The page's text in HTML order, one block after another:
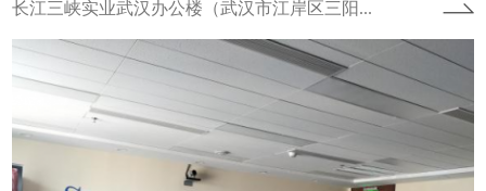
长江三峡实业武汉办公楼（武汉市江岸区三阳...
江苏省连云港项目